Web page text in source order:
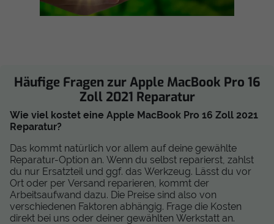
Häufige Fragen zur Apple MacBook Pro 16
Zoll 2021 Reparatur
Wie viel kostet eine Apple MacBook Pro 16 Zoll 2021
Reparatur?
Das kommt natürlich vor allem auf deine gewählte
Reparatur-Option an. Wenn du selbst reparierst, zahlst
du nur Ersatzteil und ggf. das Werkzeug. Lässt du vor
Ort oder per Versand reparieren, kommt der
Arbeitsaufwand dazu. Die Preise sind also von
verschiedenen Faktoren abhängig. Frage die Kosten
direkt bei uns oder deiner gewählten Werkstatt an.